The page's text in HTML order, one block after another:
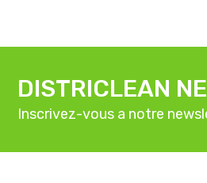
DISTRICLEAN
Inscrivez-vous a notre